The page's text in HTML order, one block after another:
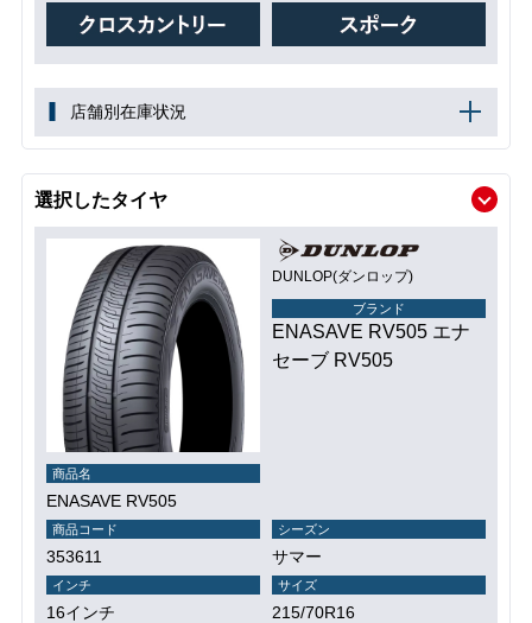
店舗別在庫状況
選択したタイヤ
DUNLOP(ダンロップ)
ブランド
ENASAVE RV505 エナ
セーブ RV505
商品名
ENASAVE RV505
商品コード
353611
シーズン
サマー
インチ
16インチ
サイズ
215/70R16